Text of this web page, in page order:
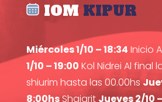
IOM KIPUR
Miércoles 1/10 – 18:34 Inicio
1/10 – 19:00 Kol Nidrei Al final
shiurim hasta las 00.00hs
8:00hsShajarit Jueves 2/10